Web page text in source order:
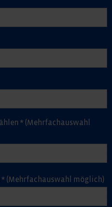
* (Mehrfachauswahl
* (Mehrfachauswahl möglich)